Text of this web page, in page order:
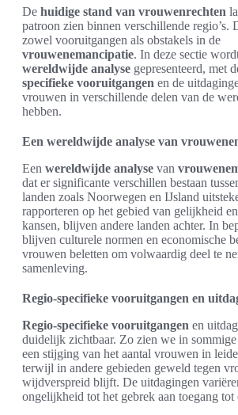
De huidige stand van vrouwenrechten
patroon zien binnen verschillende regio’s.
zowel vooruitgangen als obstakels in de
vrouwenemancipatie. In deze sectie
wereldwijde analyse gepresenteerd, met
specifieke vooruitgangen en de
vrouwen in verschillende delen van de
hebben.
Een wereldwijde analyse van
Een wereldwijde analyse van
dat er significante verschillen bestaan
landen zoals Noorwegen en IJsland
rapporteren op het gebied van gelijkheid
kansen, blijven andere landen achter. In
blijven culturele normen en economische
vrouwen beletten om volwaardig deel te
samenleving.
Regio-specifieke vooruitgangen en
Regio-specifieke vooruitgangen en
duidelijk zichtbaar. Zo zien we in
een stijging van het aantal vrouwen in
terwijl in andere gebieden geweld tegen
wijdverspreid blijft. De uitdagingen
ongelijkheid tot het gebrek aan toegang